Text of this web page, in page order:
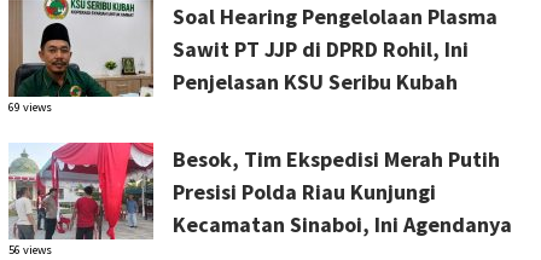
Soal Hearing Pengelolaan Plasma
Sawit PT JJP di DPRD Rohil, Ini
Penjelasan KSU Seribu Kubah
69 views
Besok, Tim Ekspedisi Merah Putih
Presisi Polda Riau Kunjungi
Kecamatan Sinaboi, Ini Agendanya
56 views